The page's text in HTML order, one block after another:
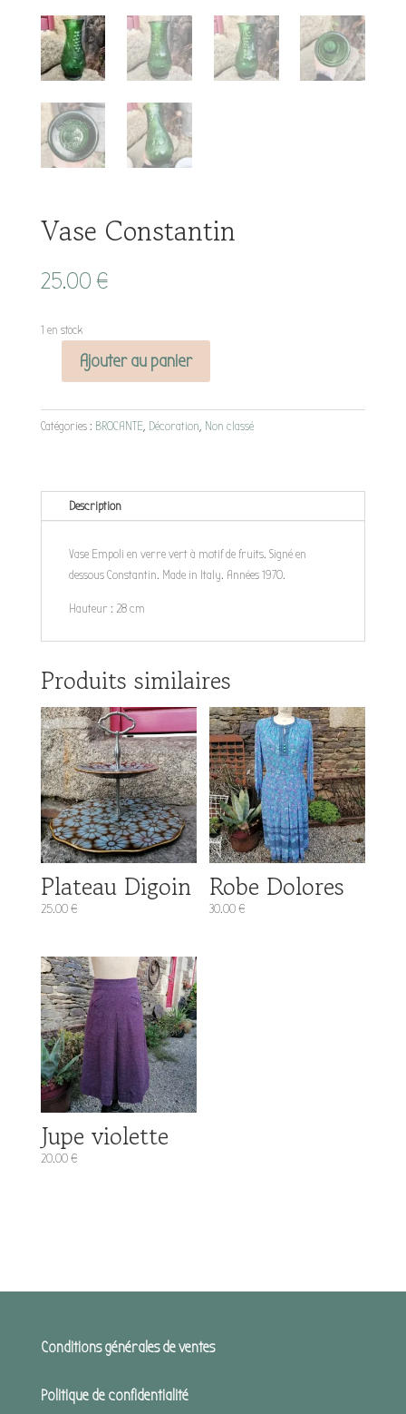
Vase Constantin
25.00 €
1 en stock
Vase
Constantin
Ajouter au panier
Catégories : BROCANTE, Décoration, Non classé
Description
Vase Empoli en verre vert à motif de fruits. Signé en
dessous Constantin. Made in Italy. Années 1970.
Hauteur : 28 cm
Produits similaires
Plateau Digoin
25.00€
Robe Dolores
30.00€
Jupe violette
20.00€
Conditions générales de ventes
Politique de confidentialité